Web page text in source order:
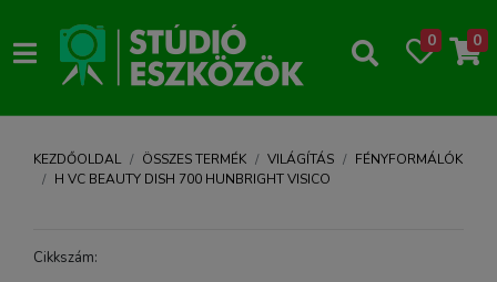
0 0
KEZDŐOLDAL ÖSSZES TERMÉK VILÁGÍTÁS
FÉNYFORMÁLÓK
H VC BEAUTY DISH 700 HUNBRIGHT VISICO
Cikkszám: